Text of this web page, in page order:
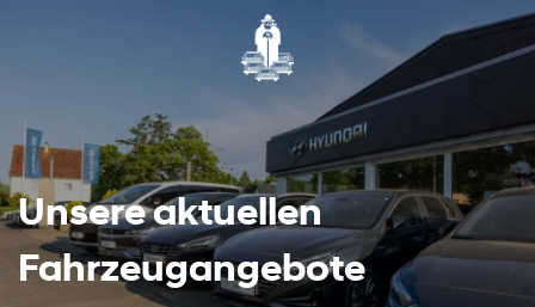
Unsere aktuellen
Fahrzeugangebote